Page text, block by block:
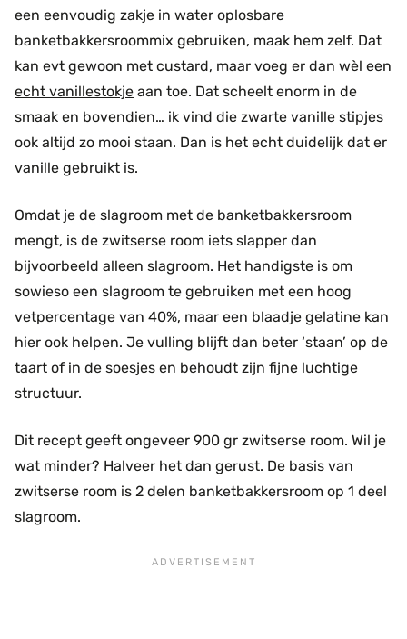
een eenvoudig zakje in water oplosbare
banketbakkersroommix gebruiken, maak hem zelf. Dat
kan evt gewoon met custard, maar voeg er dan wèl een
echt vanillestokje aan toe. Dat scheelt enorm in de
smaak en bovendien… ik vind die zwarte vanille stipjes
ook altijd zo mooi staan. Dan is het echt duidelijk dat er
vanille gebruikt is.
Omdat je de slagroom met de banketbakkersroom
mengt, is de zwitserse room iets slapper dan
bijvoorbeeld alleen slagroom. Het handigste is om
sowieso een slagroom te gebruiken met een hoog
vetpercentage van 40%, maar een blaadje gelatine kan
hier ook helpen. Je vulling blijft dan beter ‘staan’ op de
taart of in de soesjes en behoudt zijn fijne luchtige
structuur.
Dit recept geeft ongeveer 900 gr zwitserse room. Wil je
wat minder? Halveer het dan gerust. De basis van
zwitserse room is 2 delen banketbakkersroom op 1 deel
slagroom.